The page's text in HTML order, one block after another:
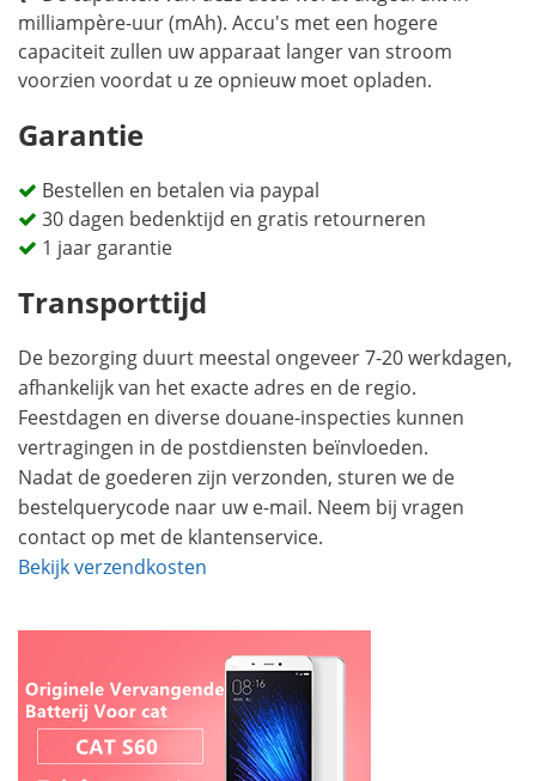
milliampère-uur (mAh). Accu's met een hogere
capaciteit zullen uw apparaat langer van stroom
voorzien voordat u ze opnieuw moet opladen.
Garantie
Bestellen en betalen via paypal
30 dagen bedenktijd en gratis retourneren
1 jaar garantie
Transporttijd
De bezorging duurt meestal ongeveer 7-20 werkdagen,
afhankelijk van het exacte adres en de regio.
Feestdagen en diverse douane-inspecties kunnen
vertragingen in de postdiensten beïnvloeden.
Nadat de goederen zijn verzonden, sturen we de
bestelquerycode naar uw e-mail. Neem bij vragen
contact op met de klantenservice.
Bekijk verzendkosten